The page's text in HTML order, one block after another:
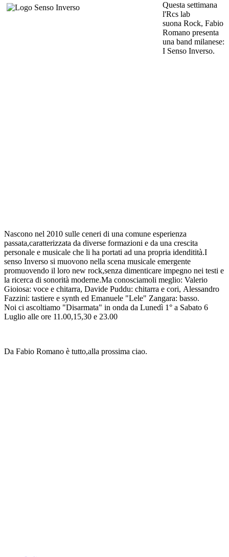
Questa settimana
l'Rcs lab
suona Rock, Fabio
Romano presenta
una band milanese:
I Senso Inverso.
Nascono nel 2010 sulle ceneri di una comune esperienza
passata,caratterizzata da diverse formazioni e da una crescita
personale e musicale che li ha portati ad una propria idenditità.I
senso Inverso si muovono nella scena musicale emergente
promuovendo il loro new rock,senza dimenticare impegno nei testi e
la ricerca di sonorità moderne.Ma conosciamoli meglio: Valerio
Gioiosa: voce e chitarra, Davide Puddu: chitarra e cori, Alessandro
Fazzini: tastiere e synth ed Emanuele "Lele" Zangara: basso.
Noi ci ascoltiamo "Disarmata" in onda da Lunedì 1° a Sabato 6
Luglio alle ore 11.00,15,30 e 23.00
Da Fabio Romano è tutto,alla prossima ciao.